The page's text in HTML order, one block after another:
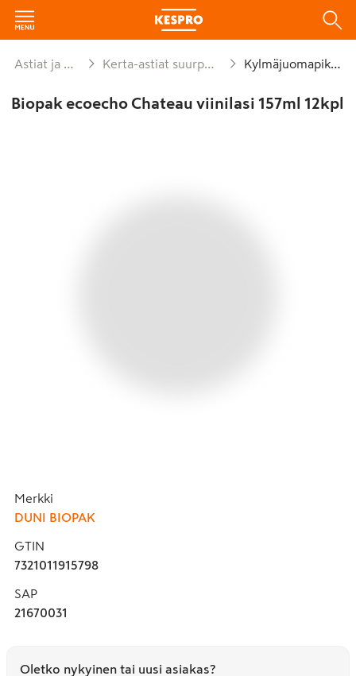
Astiat ja kattaus Kerta-astiat suurpakkaukset Kylmäjuomapikarit
Biopak ecoecho Chateau viinilasi 157ml 12kpl
Merkki
DUNI BIOPAK
GTIN
7321011915798
SAP
21670031
Oletko nykyinen tai uusi asiakas?